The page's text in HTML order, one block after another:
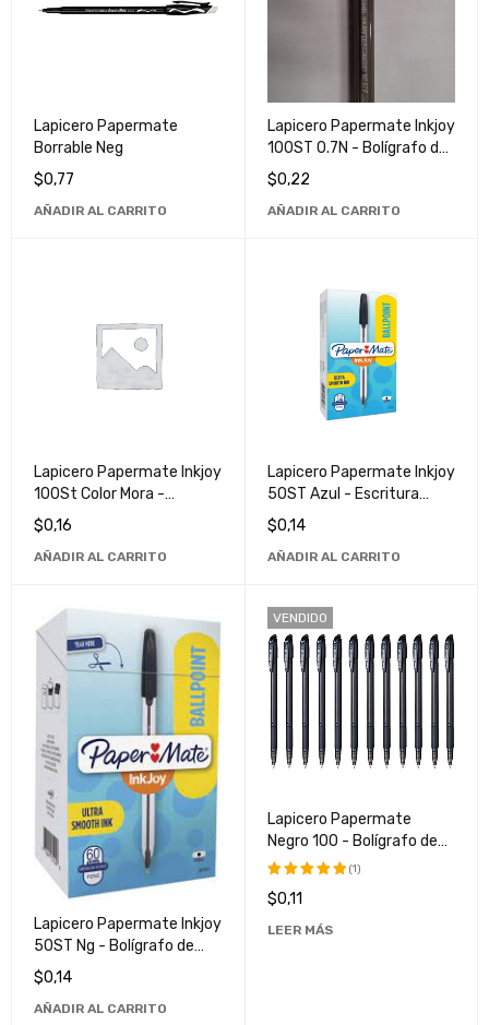
Lapicero Papermate
Borrable Neg
$0,77
AÑADIR AL CARRITO
Lapicero Papermate Inkjoy
100ST 0.7N - Bolígrafo de
Tinta Suave y Duradera
para Escritura Cómoda y
Precisa
$0,22
AÑADIR AL CARRITO
Lapicero Papermate Inkjoy
100St Color Mora -
Escritura Suave y
Duradera
$0,16
AÑADIR AL CARRITO
Lapicero Papermate Inkjoy
50ST Azul - Escritura
Suave y Duradera
$0,14
AÑADIR AL CARRITO
Lapicero Papermate Inkjoy
50ST Ng - Bolígrafo de
Alta Calidad para Escritura
Suave
$0,14
AÑADIR AL CARRITO
VENDIDO
Lapicero Papermate
Negro 100 - Bolígrafo de
Alta Calidad para Escritura
Valorado
de 5
(1)
$0,11
LEER MÁS